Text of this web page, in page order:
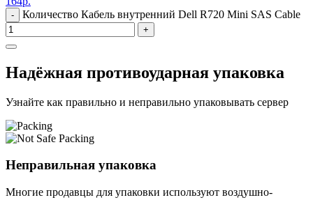
- Количество Кабель внутренний Dell R720 Mini SAS Cable
+
Надёжная противоударная упаковка
Узнайте как правильно и неправильно упаковывать сервер
Неправильная упаковка
Многие продавцы для упаковки используют воздушно-